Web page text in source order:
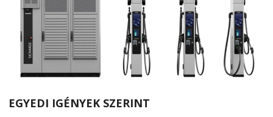
EGYEDI IGÉNYEK SZERINT